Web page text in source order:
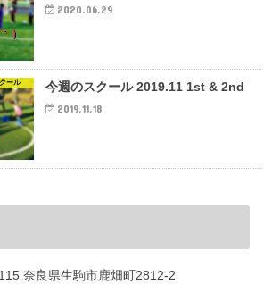
2020.06.29
ール 今週のスクール 2019.11 1st & 2nd
2019.11.18
奈良県生駒市鹿畑町2812-2